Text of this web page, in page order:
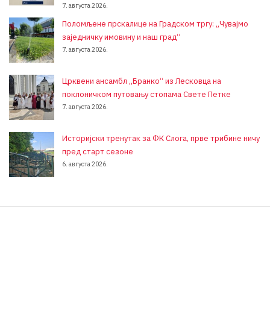
7. августа 2026.
Поломљене прскалице на Градском тргу: „Чувајмо
заједничку имовину и наш град“
7. августа 2026.
Црквени ансамбл „Бранко“ из Лесковца на
поклоничком путовању стопама Свете Петке
7. августа 2026.
Историјски тренутак за ФК Слога, прве трибине ничу
пред старт сезоне
6. августа 2026.